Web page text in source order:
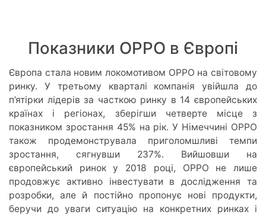
Показники OPPO в Європі
Європа стала новим локомотивом OPPO на світовому
ринку. У третьому кварталі компанія увійшла до
п’ятірки лідерів за часткою ринку в 14 європейських
країнах і регіонах, зберігши четверте місце з
показником зростання 45% на рік. У Німеччині OPPO
також продемонструвала приголомшливі темпи
зростання, сягнувши 237%. Вийшовши на
європейський ринок у 2018 році, OPPO не лише
продовжує активно інвестувати в дослідження та
розробки, але й постійно пропонує нові продукти,
беручи до уваги ситуацію на конкретних ринках і